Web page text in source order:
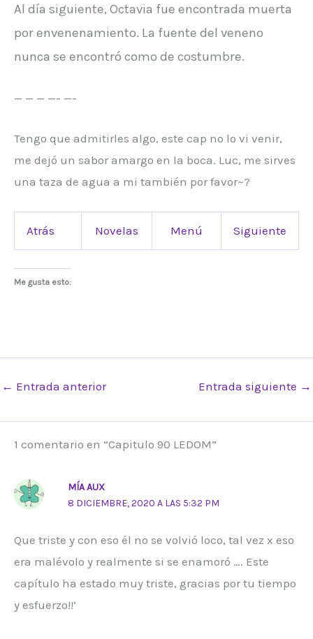
Al día siguiente, Octavia fue encontrada muerta
por envenenamiento. La fuente del veneno
nunca se encontró como de costumbre.
— — — —- —-
Tengo que admitirles algo, este cap no lo vi venir,
me dejó un sabor amargo en la boca. Luc, me sirves
una taza de agua a mi también por favor~?
Atrás Novelas Menú Siguiente
Me gusta esto:
← Entrada anterior Entrada siguiente →
1 comentario en “Capitulo 90 LEDOM”
MÍA AUX
8 DICIEMBRE, 2020 A LAS 5:32 PM
Que triste y con eso él no se volvió loco, tal vez x eso
era malévolo y realmente si se enamoró …. Este
capítulo ha estado muy triste, gracias por tu tiempo
y esfuerzo!!’